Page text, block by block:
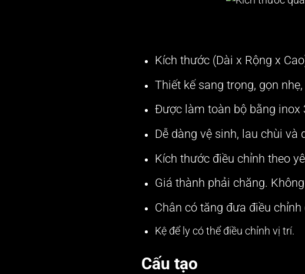
Kích thước (Dài x Rộng x
Thiết kế sang trọng, gọn
Được làm toàn bộ bằng inox
Dễ dàng vệ sinh, lau chùi và
Kích thước điều chỉnh theo
Giá thành phải chăng.
Chân có tăng đưa điều
Kệ để ly có thể điều chỉnh vị trí.
Cấu tạo